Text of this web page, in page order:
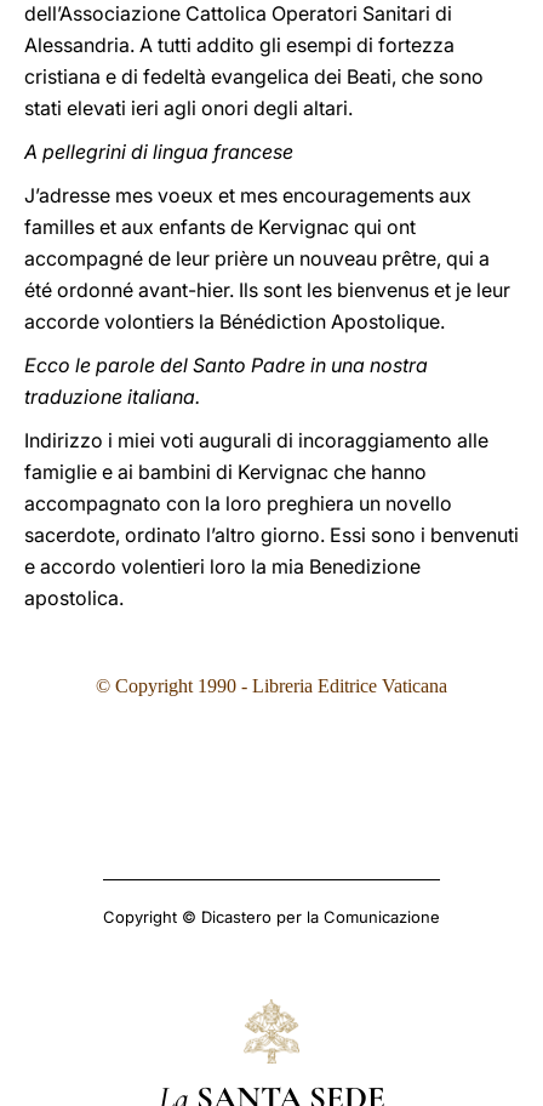
dell’Associazione Cattolica Operatori Sanitari di
Alessandria. A tutti addito gli esempi di fortezza
cristiana e di fedeltà evangelica dei Beati, che sono
stati elevati ieri agli onori degli altari.
A pellegrini di lingua francese
J’adresse mes voeux et mes encouragements aux
familles et aux enfants de Kervignac qui ont
accompagné de leur prière un nouveau prêtre, qui a
été ordonné avant-hier. Ils sont les bienvenus et je leur
accorde volontiers la Bénédiction Apostolique.
Ecco le parole del Santo Padre in una nostra
traduzione italiana.
Indirizzo i miei voti augurali di incoraggiamento alle
famiglie e ai bambini di Kervignac che hanno
accompagnato con la loro preghiera un novello
sacerdote, ordinato l’altro giorno. Essi sono i benvenuti
e accordo volentieri loro la mia Benedizione
apostolica.
© Copyright 1990 - Libreria Editrice Vaticana
Copyright © Dicastero per la Comunicazione
La